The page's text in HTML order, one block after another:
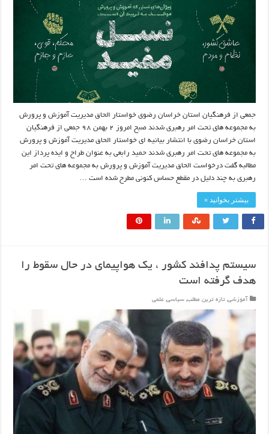
جمعی از فرهنگیان استان خراسان رضوی خواستار الحاق مدیریت آموزش و پرورش
به مجموعه های تحت امر رهبری شدند صبح امروز ۲ بهمن ۹۸ جمعی از فرهنگیان
استان خراسان رضوی با انتشار بیانیه ای خواستار الحاق مدیریت آموزش و پرورش
به مجموعه های تحت امر رهبری شدند حمید رابعی به عنوان طراح و ایده پرداز این
مطالبه گفت درخواست الحاق مدیریت آموزش و پرورش به مجموعه های تحت امر
رهبری به چند دلیل در مقطع حساس کنونی مطرح شده است …
بیشتر بخوانید »
سیستم پدافند کشور ، یک هواپیمای در حال سقوط را
هدف گرفته است
آموزشی, تازه ترین مطلب, سیاسی, علمی